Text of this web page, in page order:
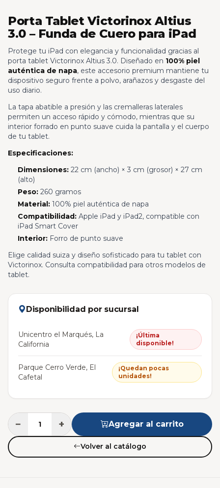
Porta Tablet Victorinox Altius
3.0 – Funda de Cuero para iPad
Protege tu iPad con elegancia y funcionalidad gracias al
porta tablet Victorinox Altius 3.0. Diseñado en 100% piel
auténtica de napa, este accesorio premium mantiene tu
dispositivo seguro frente a polvo, arañazos y desgaste del
uso diario.
La tapa abatible a presión y las cremalleras laterales
permiten un acceso rápido y cómodo, mientras que su
interior forrado en punto suave cuida la pantalla y el cuerpo
de tu tablet.
Especificaciones:
Dimensiones:22 cm (ancho) × 3 cm (grosor) × 27 cm
(alto)
Peso:260 gramos
Material:100% piel auténtica de napa
Compatibilidad:Apple iPad y iPad2, compatible con
iPad Smart Cover
Interior:Forro de punto suave
Elige calidad suiza y diseño sofisticado para tu tablet con
Victorinox. Consulta compatibilidad para otros modelos de
tablet.
Disponibilidad por sucursal
Unicentro el Marqués, La
California
¡Última
disponible!
Parque Cerro Verde, El
Cafetal
¡Quedan pocas
unidades!
− + Agregar al carrito
Volver al catálogo